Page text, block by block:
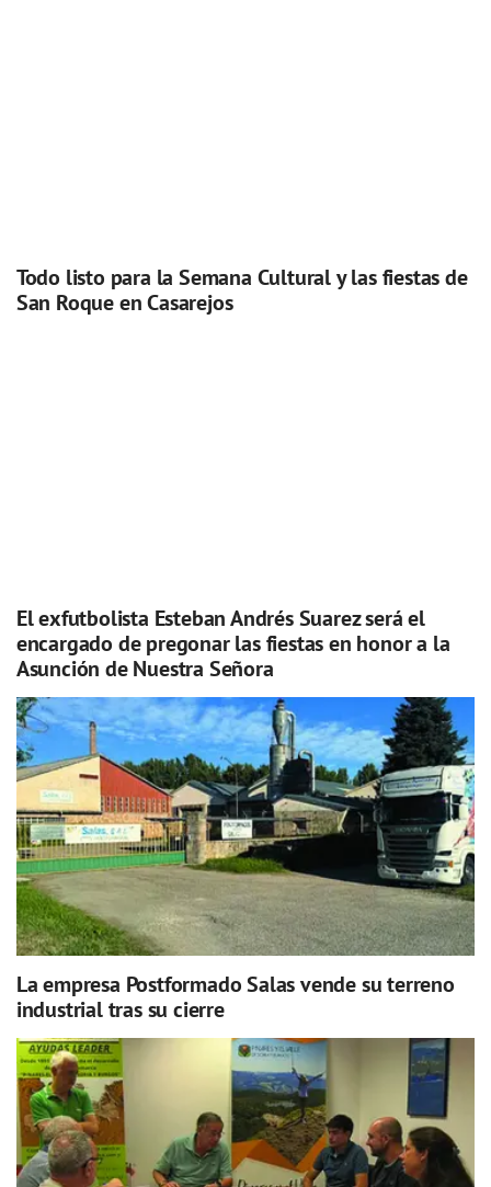
Todo listo para la Semana Cultural y las fiestas de
San Roque en Casarejos
El exfutbolista Esteban Andrés Suarez será el
encargado de pregonar las fiestas en honor a la
Asunción de Nuestra Señora
La empresa Postformado Salas vende su terreno
industrial tras su cierre